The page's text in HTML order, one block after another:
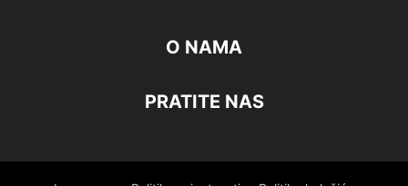
O NAMA
PRATITE NAS